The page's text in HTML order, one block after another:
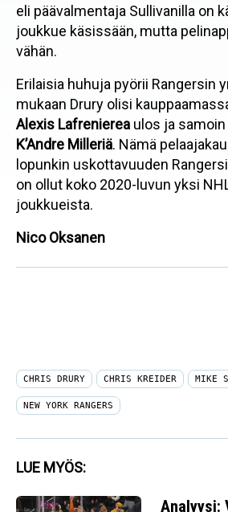
eli päävalmentaja Sullivanilla on
joukkue käsissään, mutta
vähän.
Erilaisia huhuja pyörii Rangersin
mukaan Drury olisi
Alexis Lafrenierea ulos ja
K’Andre Milleriä. Nämä
lopunkin uskottavuuden
on ollut koko 2020-luvun yksi
joukkueista.
Nico Oksanen
CHRIS DRURY CHRIS KREIDER MIKE
NEW YORK RANGERS
LUE MYÖS:
Analyysi: